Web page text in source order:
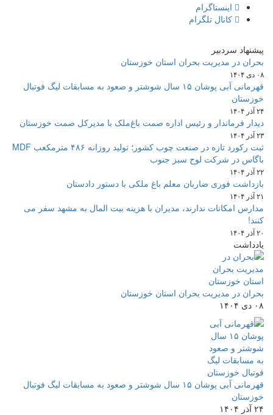
اینستاگرام
کانال تلگرام
پیشنهاد سردبیر
بحران در مدیریت بحران استان خوزستان
۰۸ دی ۱۴۰۴
قهرمانی آبی پوشان ۱۵ سال شوشتر و صعود به مسابقات لیگ فوتبال
خوزستان
۲۴ آذر ۱۴۰۴
دیدار فرماندار و رئیس اداره صمت باغ‌ملک با مدیرکل صمت خوزستان
۲۳ آذر ۱۴۰۴
ثبت رکورد تازه در صنعت چوب کشور؛ تولید روزانه ۴۸۶ مترمکعب MDF
باگاس در شرکت لوح سبز جنوب
۲۲ آذر ۱۴۰۴
بازداشت فوری ضاربان معلم باغ ملکی با دستور دادستان
۲۱ آذر ۱۴۰۴
مدارس امکانات ندارند، مدیران با هزینه بیت المال به مشهد سفر می
کنند!
۲۰ آذر ۱۴۰۴
یادداشت
بحران در مدیریت بحران استان خوزستان
۰۸ دی ۱۴۰۴
قهرمانی آبی پوشان ۱۵ سال شوشتر و صعود به مسابقات لیگ فوتبال
خوزستان
۲۴ آذر ۱۴۰۴